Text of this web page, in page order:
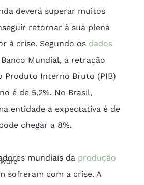
deverá superar muitos
retornar à sua plena
à crise. Segundo os dados
Mundial, a retração
Produto Interno Bruto (PIB)
é de 5,2%. No Brasil,
entidade a expectativa é de
chegar a 8%.
mundiais da produção
sofreram com a crise. A